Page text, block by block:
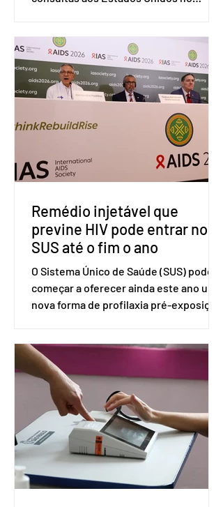
(OMC), contestando duas medidas
tarifárias adotadas pelo país norte-
americano com base na Seção 301 da
Lei de Comércio de 1974. Segundo nota
divulgada pelo Ministério das Relações
Exteriores, o Brasil considera que as
incompatíveis com as obrigações
assumidas pelos Estados Unid
Remédio injetável que
previne HIV pode entrar no
SUS até o fim o ano
O Sistema Único de Saúde (SUS) pode
começar a oferecer ainda este ano uma
nova forma de profilaxia pré-exposição
medicamento carbotegravir, que
impede a replicação do vírus de forma
prolongada e pode ser tomado a cada
dois meses. O pedido de inclusão vai
ser encaminhado pelo Ministério da
Saúde à Comissão Nacional de
Incorporação de Novas Tecnologias no
SUS (Conitec) na semana que vem. A
Conitec é um colegiado